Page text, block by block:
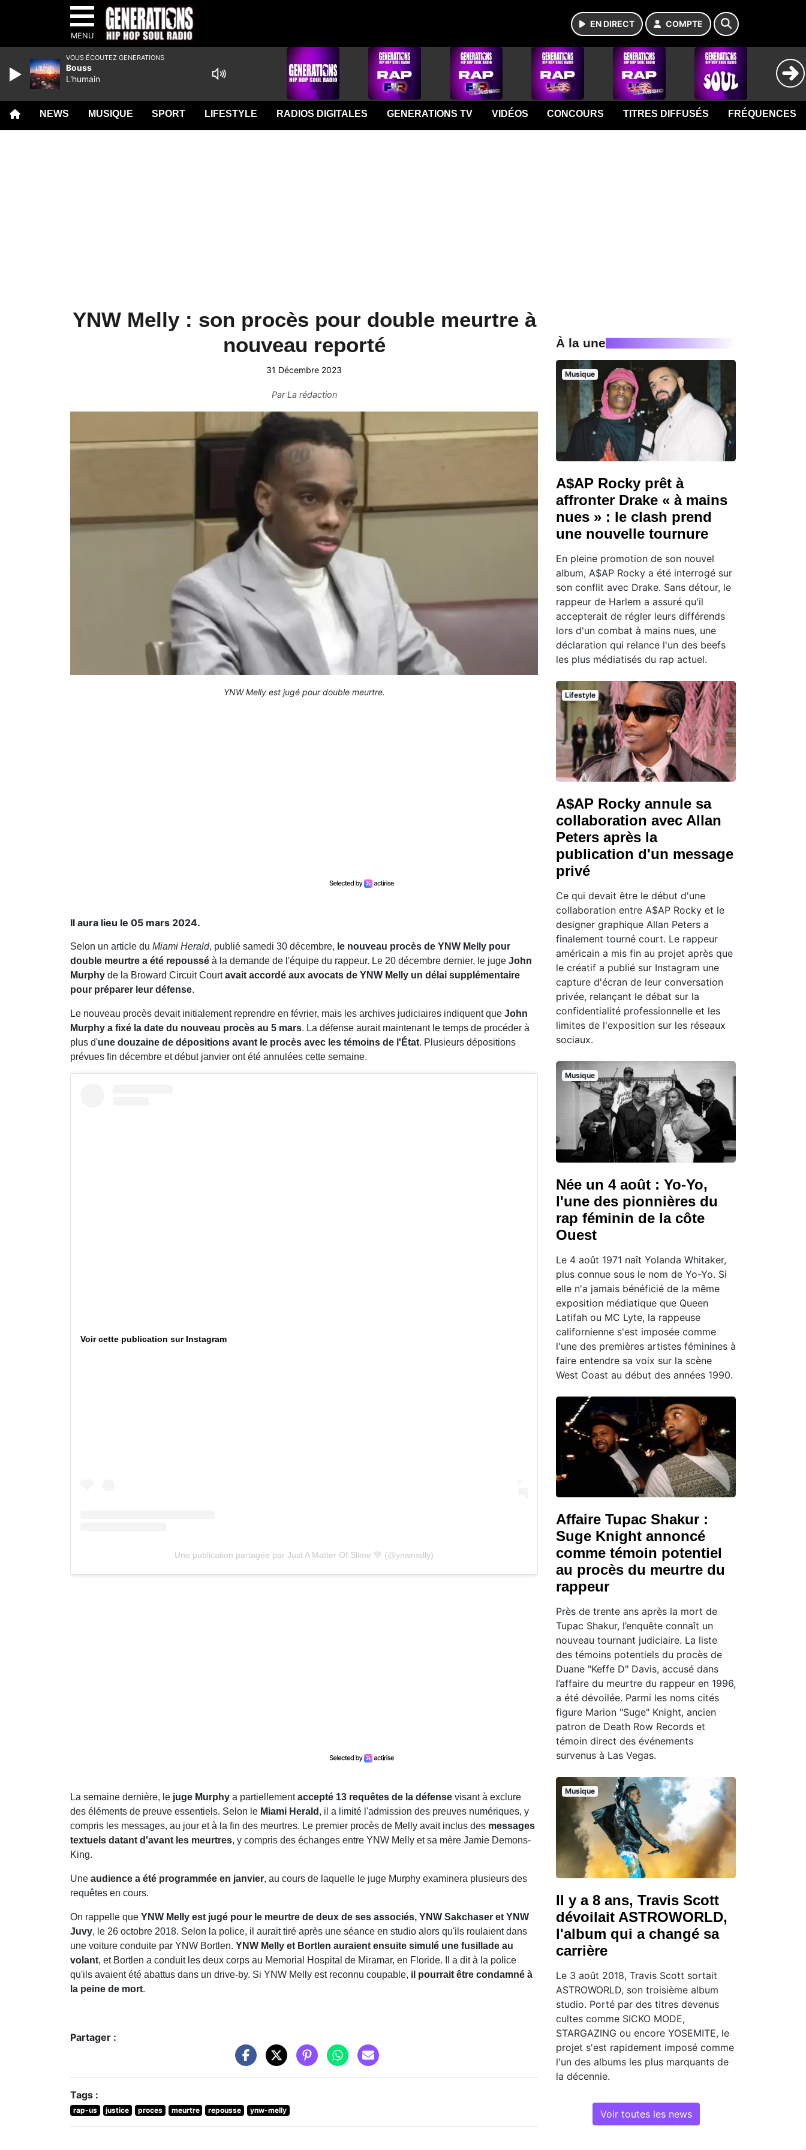
MENU
EN DIRECT COMPTE
NEWS MUSIQUE SPORT LIFESTYLE RADIOS DIGITALES GENERATIONS TV VIDÉOS CONCOURS TITRES DIFFUSÉS FRÉQUENCES
YNW Melly : son procès pour double meurtre à
nouveau reporté
31 Décembre 2023
ParLa rédaction
YNW Melly est jugé pour double meurtre.
Il aura lieu le 05 mars 2024.
Selon un article du Miami Herald, publié samedi 30 décembre, le nouveau procès de YNW Melly pour
double meurtre a été repoussé à la demande de l'équipe du rappeur. Le 20 décembre dernier, le juge John
Murphy de la Broward Circuit Courtavait accordé aux avocats de YNW Melly un délai supplémentaire
pour préparer leur défense.
Le nouveau procès devait initialement reprendre en février, mais les archives judiciaires indiquent que John
Murphy a fixé la date du nouveau procès au 5 mars. La défense aurait maintenant le temps de procéder à
plus d'une douzaine de dépositions avant le procès avec les témoins de l'État. Plusieurs dépositions
prévues fin décembre et début janvier ont été annulées cette semaine.
Voir cette publication sur Instagram
Une publication partagée par Just A Matter Of Slime 💚 (@ynwmelly)
La semaine dernière, le juge Murphy a partiellementaccepté 13 requêtes de la défense visant à exclure
des éléments de preuve essentiels. Selon le Miami Herald , il a limité l'admission des preuves numériques, y
compris les messages, au jour et à la fin des meurtres. Le premier procès de Melly avait inclus des messages
textuels datant d'avant les meurtres, y compris des échanges entre YNW Melly et sa mère Jamie Demons-
King.
Une audience a été programmée en janvier, au cours de laquelle le juge Murphy examinera plusieurs des
requêtes en cours.
On rappelle que YNW Melly est jugé pour le meurtre de deux de ses associés, YNW Sakchaser et YNW
Juvy, le 26 octobre 2018. Selon la police, il aurait tiré après une séance en studio alors qu'ils roulaient dans
une voiture conduite par YNW Bortlen. YNW Melly et Bortlen auraient ensuite simulé une fusillade au
volant, et Bortlen a conduit les deux corps au Memorial Hospital de Miramar, en Floride. Il a dit à la police
qu'ils avaient été abattus dans un drive-by. Si YNW Melly est reconnu coupable, il pourrait être condamné à
la peine de mort.
Partager :
Tags :
rap-us justice proces meurtre repousse ynw-melly
À la une
Musique
A$AP Rocky prêt à
affronter Drake « à mains
nues » : le clash prend
une nouvelle tournure
En pleine promotion de son nouvel
album, A$AP Rocky a été interrogé sur
son conflit avec Drake. Sans détour, le
rappeur de Harlem a assuré qu'il
accepterait de régler leurs différends
lors d'un combat à mains nues, une
déclaration qui relance l'un des beefs
les plus médiatisés du rap actuel.
Lifestyle
A$AP Rocky annule sa
collaboration avec Allan
Peters après la
publication d'un message
privé
Ce qui devait être le début d'une
collaboration entre A$AP Rocky et le
designer graphique Allan Peters a
finalement tourné court. Le rappeur
américain a mis fin au projet après que
le créatif a publié sur Instagram une
capture d'écran de leur conversation
privée, relançant le débat sur la
confidentialité professionnelle et les
limites de l'exposition sur les réseaux
sociaux.
Musique
Née un 4 août : Yo-Yo,
l'une des pionnières du
rap féminin de la côte
Ouest
Le 4 août 1971 naît Yolanda Whitaker,
plus connue sous le nom de Yo-Yo. Si
elle n'a jamais bénéficié de la même
exposition médiatique que Queen
Latifah ou MC Lyte, la rappeuse
californienne s'est imposée comme
l'une des premières artistes féminines à
faire entendre sa voix sur la scène
West Coast au début des années 1990.
Affaire Tupac Shakur :
Suge Knight annoncé
comme témoin potentiel
au procès du meurtre du
rappeur
Près de trente ans après la mort de
Tupac Shakur, l’enquête connaît un
nouveau tournant judiciaire. La liste
des témoins potentiels du procès de
Duane "Keffe D" Davis, accusé dans
l’affaire du meurtre du rappeur en 1996,
a été dévoilée. Parmi les noms cités
figure Marion "Suge" Knight, ancien
patron de Death Row Records et
témoin direct des événements
survenus à Las Vegas.
Musique
Il y a 8 ans, Travis Scott
dévoilait ASTROWORLD,
l'album qui a changé sa
carrière
Le 3 août 2018, Travis Scott sortait
ASTROWORLD, son troisième album
studio. Porté par des titres devenus
cultes comme SICKO MODE,
STARGAZING ou encore YOSEMITE, le
projet s'est rapidement imposé comme
l'un des albums les plus marquants de
la décennie.
Voir toutes les news
VOUS ÉCOUTEZ GENERATIONS
Bouss
L'humain